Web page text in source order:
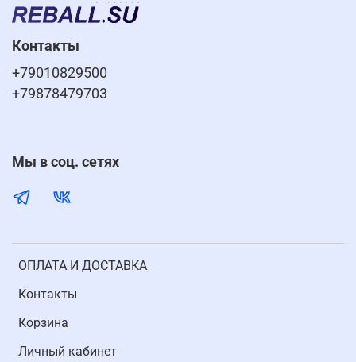
ОПЛАТА И ДОСТАВКА
Контакты
Корзина
Личный кабинет
Контакты
+79010829500
+79878479703
Мы в соц. сетях